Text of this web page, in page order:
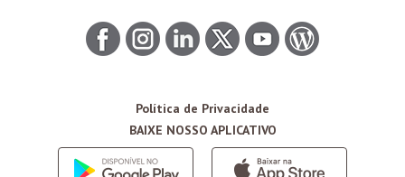
Política de Privacidade
BAIXE NOSSO APLICATIVO